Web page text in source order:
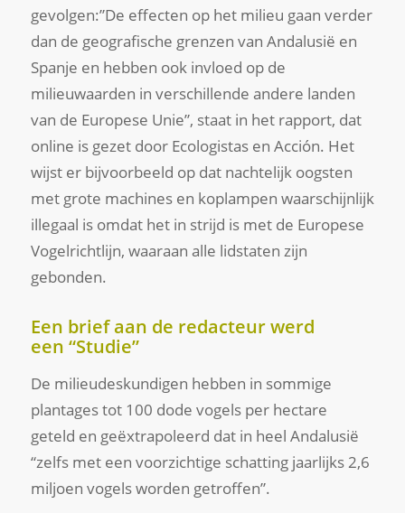
gevolgen:”De effecten op het milieu gaan verder
dan de geografische grenzen van Andalusië en
Spanje en hebben ook invloed op de
milieuwaarden in verschillende andere landen
van de Europese Unie”, staat in het rapport, dat
online is gezet door Ecologistas en Acción. Het
wijst er bijvoorbeeld op dat nachtelijk oogsten
met grote machines en koplampen waarschijnlijk
illegaal is omdat het in strijd is met de Europese
Vogelrichtlijn, waaraan alle lidstaten zijn
gebonden.
Een brief aan de redacteur werd
een “Studie”
De milieudeskundigen hebben in sommige
plantages tot 100 dode vogels per hectare
geteld en geëxtrapoleerd dat in heel Andalusië
“zelfs met een voorzichtige schatting jaarlijks 2,6
miljoen vogels worden getroffen”.